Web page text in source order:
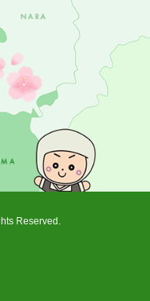
Reserved.